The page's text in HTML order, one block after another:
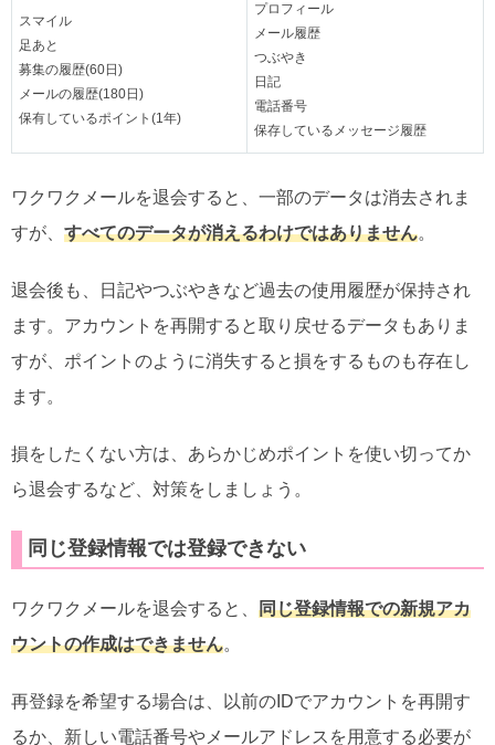
スマイル
足あと
募集の履歴(60日)
メールの履歴(180日)
保有しているポイント(1年)
プロフィール
メール履歴
つぶやき
日記
電話番号
保存しているメッセージ履歴
ワクワクメールを退会すると、一部のデータは消去されま
すが、 すべてのデータが消えるわけではありません。
退会後も、日記やつぶやきなど過去の使用履歴が保持され
ます。アカウントを再開すると取り戻せるデータもありま
すが、ポイントのように消失すると損をするものも存在し
ます。
損をしたくない方は、あらかじめポイントを使い切ってか
ら退会するなど、対策をしましょう。
同じ登録情報では登録できない
ワクワクメールを退会すると、 同じ登録情報での新規アカ
ウントの作成はできません。
再登録を希望する場合は、以前のIDでアカウントを再開す
るか、新しい電話番号やメールアドレスを用意する必要が